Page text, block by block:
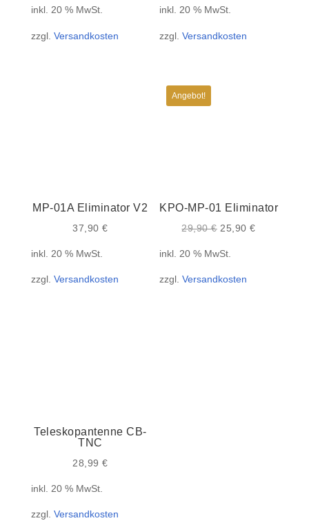
inkl. 20 % MwSt.
zzgl. Versandkosten
inkl. 20 % MwSt.
zzgl.Versandkosten
MP-01A Eliminator V2
37,90€
inkl. 20 % MwSt.
zzgl. Versandkosten
Angebot!
KPO-MP-01 Eliminator
29,90€ Ursprünglicher
29,90 €
25,90€Aktueller
inkl. 20 % MwSt.
zzgl.Versandkosten
Teleskopantenne CB-
TNC
28,99€
inkl. 20 % MwSt.
zzgl. Versandkosten